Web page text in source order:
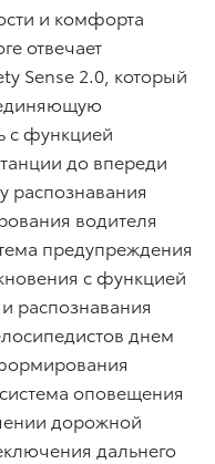
и комфорта
отвечает
Sense 2.0, который
с функцией
до впереди
распознавания
водителя
предупреждения
с функцией
распознавания
днем
оповещения
дорожной
дальнего